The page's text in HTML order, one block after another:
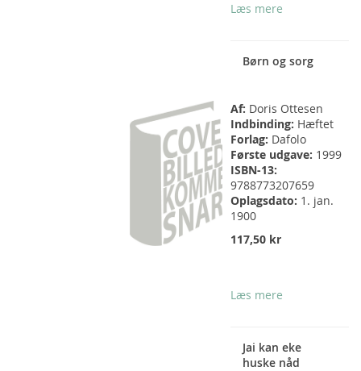
Læs mere
Børn og sorg
Af: Doris Ottesen
Indbinding: Hæftet
Forlag: Dafolo
Første udgave: 1999
ISBN-13:
9788773207659
Oplagsdato: 1. jan.
1900
117,50 kr
Læs mere
Jai kan eke
huske nåd